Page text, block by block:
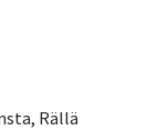
Rällä